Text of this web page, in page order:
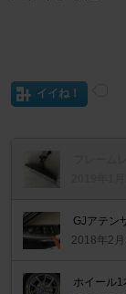
イイね！
GJアテン
2018年2月
ホイール